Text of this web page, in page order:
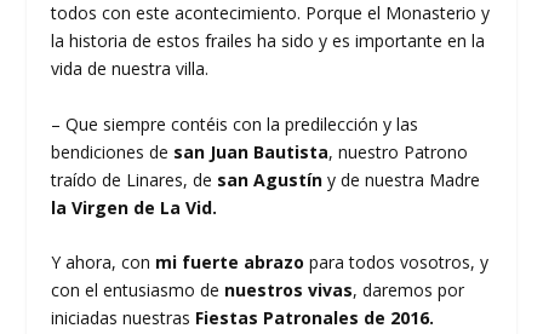
todos con este acontecimiento. Porque el Monasterio y
la historia de estos frailes ha sido y es importante en la
vida de nuestra villa.
– Que siempre contéis con la predilección y las
bendiciones de san Juan Bautista, nuestro Patrono
traído de Linares, de san Agustín y de nuestra Madre
la Virgen de La Vid.
Y ahora, con mi fuerte abrazo para todos vosotros, y
con el entusiasmo de nuestros vivas, daremos por
iniciadas nuestras Fiestas Patronales de 2016.